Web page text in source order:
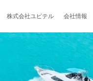
株式会社ユピテル 会社情報